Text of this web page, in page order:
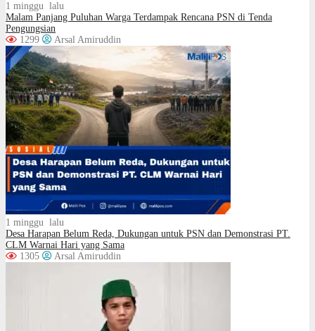
1 minggu lalu
Malam Panjang Puluhan Warga Terdampak Rencana PSN di Tenda
Pengungsian
1299
Arsal Amiruddin
1 minggu lalu
Desa Harapan Belum Reda, Dukungan untuk PSN dan Demonstrasi PT.
CLM Warnai Hari yang Sama
1305
Arsal Amiruddin